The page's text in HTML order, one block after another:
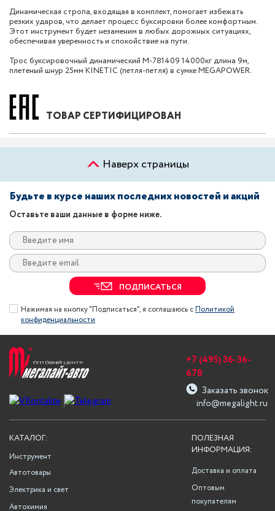
Динамическая стропа, входящая в комплект, помогает избежать
резких ударов, что делает процесс буксировки более комфортным.
Этот инструмент будет незаменим в любых дорожных ситуациях,
обеспечивая уверенность и спокойствие на пути.
Трос буксировочный динамический M-781409 14000кг длина 9м,
плетеный шнур 25мм KINETIC (петля-петля) в сумке MEGAPOWER.
ТОВАР СЕРТИФИЦИРОВАН
Наверх страницы
Будьте в курсе наших последних новостей и акций
Оставьте ваши данные в форме ниже.
ПОДПИСАТЬСЯ
Нажимая на кнопку "Подписаться", я соглашаюсь сПолитикой
конфиденциальности
info@megalight.ru
+7 (495) 36-36-
678
Заказать звонок
ПОЛЕЗНАЯ
ИНФОРМАЦИЯ:
Доставка и оплата
Оптовым
покупателям
КАТАЛОГ:
Инструмент
Автотовары
Электрика и свет
Автохимия